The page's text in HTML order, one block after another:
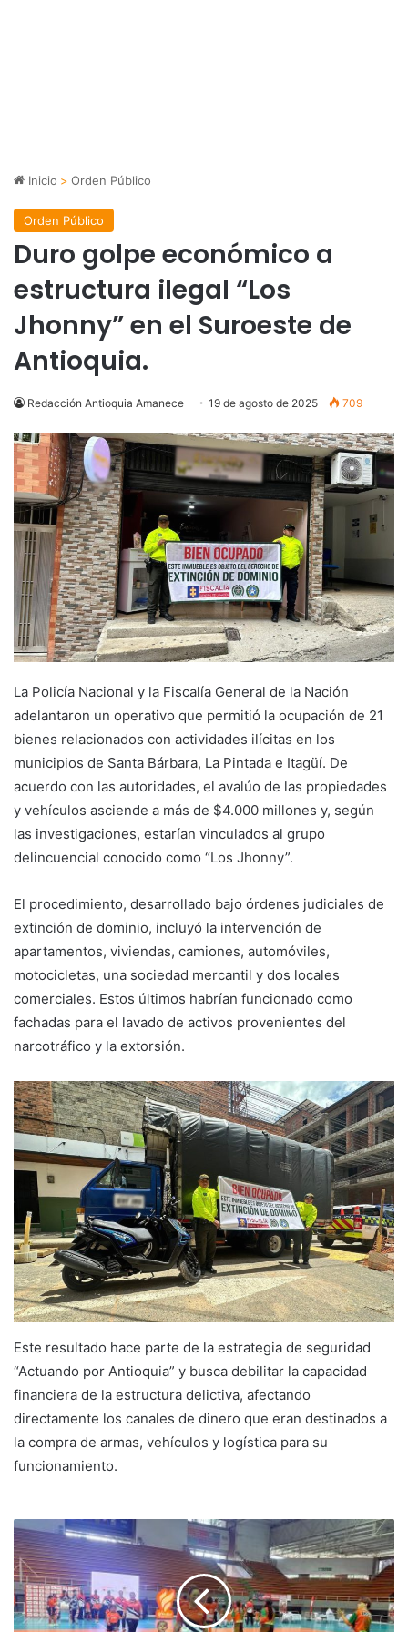
Inicio > Orden Público
Orden Público
Duro golpe económico a
estructura ilegal “Los
Jhonny” en el Suroeste de
Antioquia.
Redacción Antioquia Amanece 19 de agosto de 2025 709
La Policía Nacional y la Fiscalía General de la Nación
adelantaron un operativo que permitió la ocupación de 21
bienes relacionados con actividades ilícitas en los
municipios de Santa Bárbara, La Pintada e Itagüí. De
acuerdo con las autoridades, el avalúo de las propiedades
y vehículos asciende a más de $4.000 millones y, según
las investigaciones, estarían vinculados al grupo
delincuencial conocido como “Los Jhonny”.
El procedimiento, desarrollado bajo órdenes judiciales de
extinción de dominio, incluyó la intervención de
apartamentos, viviendas, camiones, automóviles,
motocicletas, una sociedad mercantil y dos locales
comerciales. Estos últimos habrían funcionado como
fachadas para el lavado de activos provenientes del
narcotráfico y la extorsión.
Este resultado hace parte de la estrategia de seguridad
“Actuando por Antioquia” y busca debilitar la capacidad
financiera de la estructura delictiva, afectando
directamente los canales de dinero que eran destinados a
la compra de armas, vehículos y logística para su
funcionamiento.